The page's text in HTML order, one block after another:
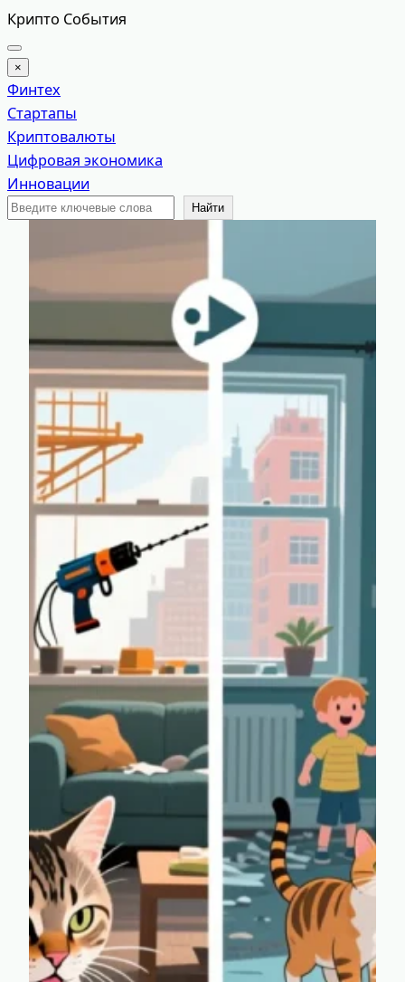
Перейти
к
содержимому
Крипто События
×
Финтех
Стартапы
Криптовалюты
Цифровая экономика
Инновации
Поиск
Найти